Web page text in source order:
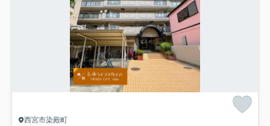
西宮市染殿町